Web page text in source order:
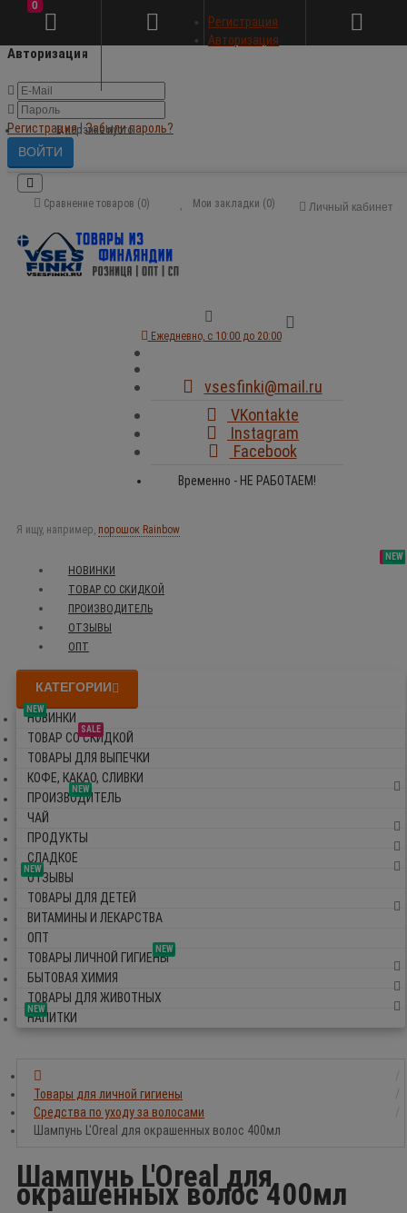
Авторизация
Регистрация|Забыли пароль?
Личный кабинет
Мои закладки (0)
Сравнение товаров (0)
Ежедневно, с 10:00 до 20:00
vsesfinki@mail.ru
VKontakte
Instagram
Facebook
Временно - НЕ РАБОТАЕМ!
Я ищу, например, порошок Rainbow
Регистрация
Авторизация
0
В корзине пусто!
NEW
НОВИНКИ
SALE
ТОВАР СО СКИДКОЙ
NEW
ПРОИЗВОДИТЕЛЬ
NEW
ОТЗЫВЫ
ОПТ
КАТЕГОРИИ
NEW
НОВИНКИ
SALE
ТОВАР СО СКИДКОЙ
ТОВАРЫ ДЛЯ ВЫПЕЧКИ
КОФЕ, КАКАО, СЛИВКИ
NEW
ПРОИЗВОДИТЕЛЬ
ЧАЙ
ПРОДУКТЫ
СЛАДКОЕ
NEW
ОТЗЫВЫ
ТОВАРЫ ДЛЯ ДЕТЕЙ
ВИТАМИНЫ И ЛЕКАРСТВА
ОПТ
NEW
ТОВАРЫ ЛИЧНОЙ ГИГИЕНЫ
БЫТОВАЯ ХИМИЯ
ТОВАРЫ ДЛЯ ЖИВОТНЫХ
NEW
НАПИТКИ
Товары для личной гигиены
Средства по уходу за волосами
Шампунь L'Oreal для окрашенных волос 400мл
Шампунь L'Oreal для
окрашенных волос 400мл